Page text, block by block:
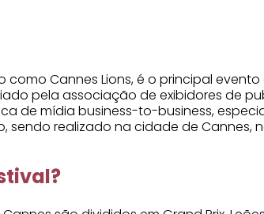
como Cannes Lions, é o principal
pela associação de exibidores de
de mídia business-to-business,
realizado na cidade de Cannes,